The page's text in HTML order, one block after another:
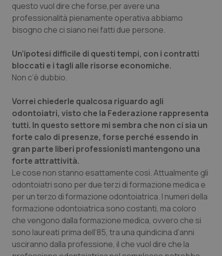
questo vuol dire che forse,per avere una
professionalità pienamente operativa abbiamo
bisogno che ci siano nei fatti due persone.
Un’ipotesi difficile di questi tempi, con i contratti
bloccati e i tagli alle risorse economiche.
Non c’è dubbio.
Vorrei chiederle qualcosa riguardo agli
odontoiatri, visto che la Federazione rappresenta
tutti. In questo settore mi sembra che non ci sia un
forte calo di presenze, forse perché essendo in
gran parte liberi professionisti mantengono una
forte attrattività.
Le cose non stanno esattamente così. Attualmente gli
odontoiatri sono per due terzi di formazione medica e
per un terzo di formazione odontoiatrica. I numeri della
formazione odontoiatrica sono costanti, ma coloro
che vengono dalla formazione medica, ovvero che si
sono laureati prima dell’85, tra una quindicina d’anni
usciranno dalla professione, il che vuol dire che la
I cookie necessari contribuiscono a rendere fruibile il
sito web abilitandone funzionalità di base quali la
navigazione sulle pagine e l'accesso alle aree
protette del sito. Il sito web non è in grado di
Nome
Fornitore/Dominio
VISITOR_PRIVACY_METADATA
YouTube
CookieScriptConsent
CookieScript
www.quotidianosanita.it